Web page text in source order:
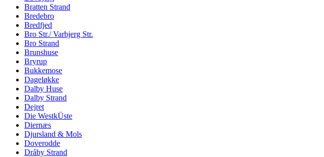
Bratten Strand
Bredebro
Bredfjed
Bro Str./ Varbjerg Str.
Bro Strand
Brunshuse
Bryrup
Bukkemose
Dageløkke
Dalby Huse
Dalby Strand
Dejret
Die WestkÜste
Diernæs
Djursland & Mols
Doverodde
Dråby Strand